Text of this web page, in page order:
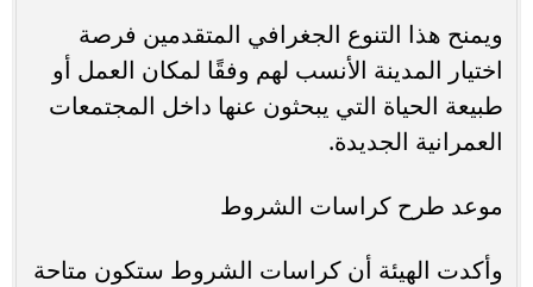
ويمنح هذا التنوع الجغرافي المتقدمين فرصة
اختيار المدينة الأنسب لهم وفقًا لمكان العمل أو
طبيعة الحياة التي يبحثون عنها داخل المجتمعات
العمرانية الجديدة.
موعد طرح كراسات الشروط
وأكدت الهيئة أن كراسات الشروط ستكون متاحة